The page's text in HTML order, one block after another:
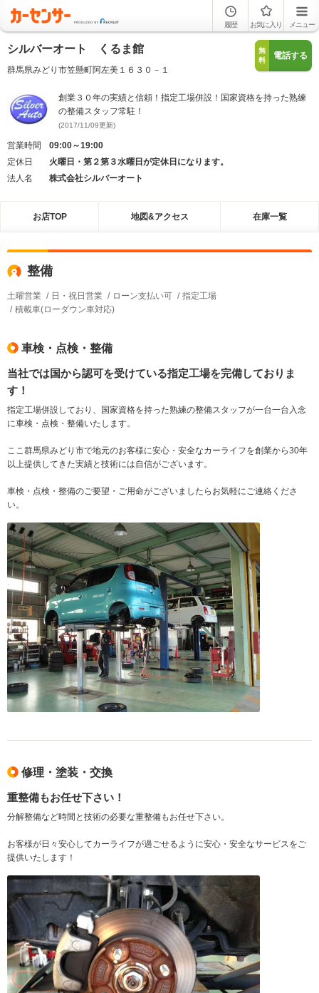
履歴 お気に入り メニュー
シルバーオート くるま館
群馬県みどり市笠懸町阿左美１６３０－１
無
料
電話する
創業３０年の実績と信頼！指定工場併設！国家資格を持った熟練
の整備スタッフ常駐！
(2017/11/09更新)
営業時間
09:00～19:00
定休日
火曜日・第２第３水曜日が定休日になります。
法人名
株式会社シルバーオート
お店TOP 地図&アクセス 在庫一覧
整備
土曜営業 日・祝日営業 ローン支払い可
指定工場
積載車(ローダウン車対応)
車検・点検・整備
当社では国から認可を受けている指定工場を完備しておりま
す！
指定工場併設しており、国家資格を持った熟練の整備スタッフが一台一台入念
に車検・点検・整備いたします。
ここ群馬県みどり市で地元のお客様に安心・安全なカーライフを創業から30年
以上提供してきた実績と技術には自信がございます。
車検・点検・整備のご要望・ご用命がございましたらお気軽にご連絡くださ
い。
修理・塗装・交換
重整備もお任せ下さい！
分解整備など時間と技術の必要な重整備もお任せ下さい。
お客様が日々安心してカーライフが過ごせるように安心・安全なサービスをご
提供いたします！